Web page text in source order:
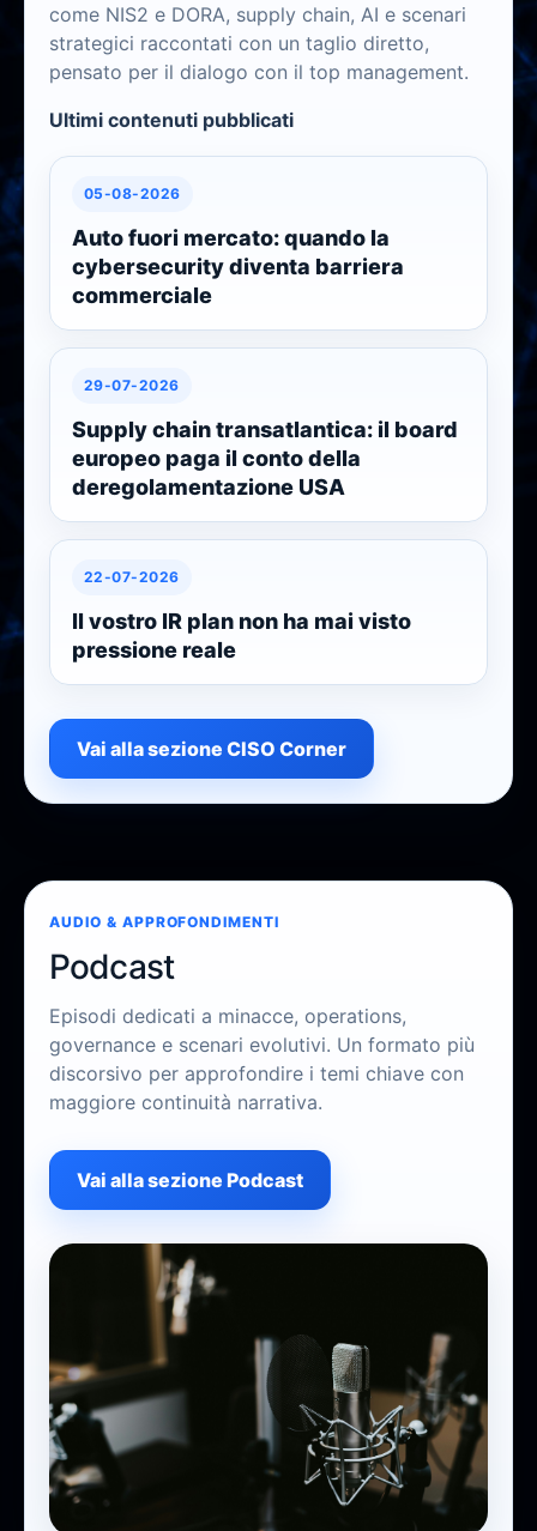
come NIS2 e DORA, supply chain, AI e scenari
strategici raccontati con un taglio diretto,
pensato per il dialogo con il top management.
Ultimi contenuti pubblicati
Auto fuori mercato: quando la
cybersecurity diventa barriera
commerciale
05-08-2026
Supply chain transatlantica: il board
europeo paga il conto della
deregolamentazione USA
29-07-2026
Il vostro IR plan non ha mai visto
pressione reale
22-07-2026
Vai alla sezione CISO Corner
AUDIO & APPROFONDIMENTI
Podcast
Episodi dedicati a minacce, operations,
governance e scenari evolutivi. Un formato più
discorsivo per approfondire i temi chiave con
maggiore continuità narrativa.
Vai alla sezione Podcast